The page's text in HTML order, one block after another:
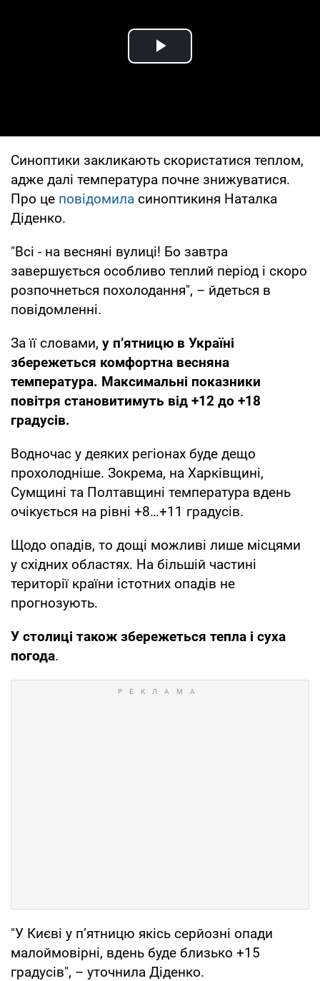
Play Video
Синоптики закликають скористатися теплом,
адже далі температура почне знижуватися.
Про це повідомила синоптикиня Наталка
Діденко.
"Всі - на весняні вулиці! Бо завтра
завершується особливо теплий період і скоро
розпочнеться похолодання", – йдеться в
повідомленні.
За її словами, у п’ятницю в Україні
збережеться комфортна весняна
температура. Максимальні показники
повітря становитимуть від +12 до +18
градусів.
Водночас у деяких регіонах буде дещо
прохолодніше. Зокрема, на Харківщині,
Сумщині та Полтавщині температура вдень
очікується на рівні +8…+11 градусів.
Щодо опадів, то дощі можливі лише місцями
у східних областях. На більшій частині
території країни істотних опадів не
прогнозують.
У столиці також збережеться тепла і суха
погода.
"У Києві у п’ятницю якісь серйозні опади
малоймовірні, вдень буде близько +15
градусів", – уточнила Діденко.